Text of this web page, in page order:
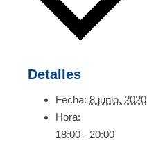
Detalles
Fecha: 8 junio, 2020
Hora:
18:00 - 20:00